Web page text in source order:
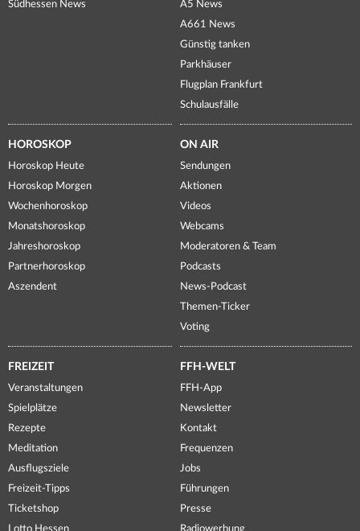
Südhessen News
A5 News
A661 News
Günstig tanken
Parkhäuser
Flugplan Frankfurt
Schulausfälle
HOROSKOP
Horoskop Heute
Horoskop Morgen
Wochenhoroskop
Monatshoroskop
Jahreshoroskop
Partnerhoroskop
Aszendent
ON AIR
Sendungen
Aktionen
Videos
Webcams
Moderatoren & Team
Podcasts
News-Podcast
Themen-Ticker
Voting
FREIZEIT
Veranstaltungen
Spielplätze
Rezepte
Meditation
Ausflugsziele
Freizeit-Tipps
Ticketshop
Lotto Hessen
FFH-WELT
FFH-App
Newsletter
Kontakt
Frequenzen
Jobs
Führungen
Presse
Radiowerbung